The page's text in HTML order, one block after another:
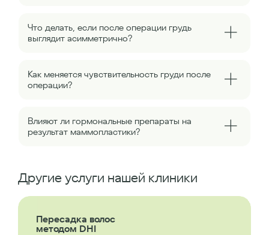
Что делать, если после операции грудь
выглядит асимметрично?
Как меняется чувствительность груди после
операции?
Влияют ли гормональные препараты на
результат маммопластики?
Другие услуги нашей клиники
Пересадка волос
методом DHI